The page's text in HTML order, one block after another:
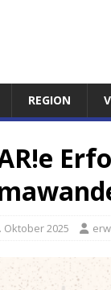
REGION
Oktober 2025